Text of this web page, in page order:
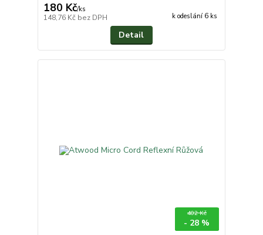
180 Kč/ks
148,76 Kč bez DPH k odeslání 6 ks
Detail
402 Kč
- 28 %